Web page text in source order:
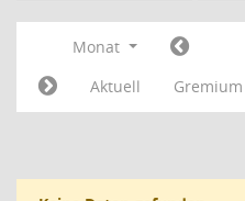
Monat
Aktuell